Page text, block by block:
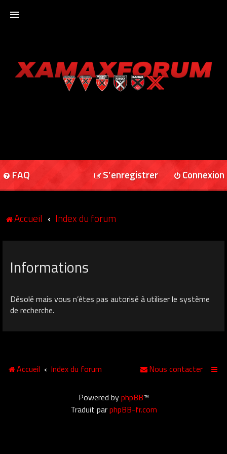
XAMAXFORUM
FAQ Connexion
S’enregistrer
Accueil Index du forum
Informations
Désolé mais vous n’êtes pas autorisé à utiliser le système
de recherche.
Accueil Index du forum Nous contacter
Powered byphpBB™
Traduit parphpBB-fr.com